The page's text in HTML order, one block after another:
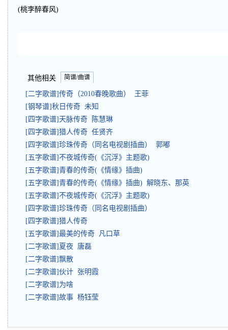
(桃李醉春风)
其他相关 简谱/曲谱
[二字歌谱]传奇（2010春晚歌曲） 王菲
[钢琴谱]秋日传奇 未知
[四字歌谱]天脉传奇 陈慧琳
[四字歌谱]猎人传奇 任贤齐
[四字歌谱]珍珠传奇（同名电视剧插曲） 郭嘟
[五字歌谱]不夜城传奇(《沉浮》主题歌)
[五字歌谱]青春的传奇(《情缘》插曲)
[五字歌谱]青春的传奇(《情缘》插曲) 解晓东、那英
[五字歌谱]不夜城传奇(《沉浮》主题歌)
[四字歌谱]珍珠传奇（同名电视剧插曲）
[四字歌谱]猎人传奇
[五字歌谱]最美的传奇 凡口草
[二字歌谱]夏夜 唐磊
[二字歌谱]飘散
[二字歌谱]伙计 张明霞
[二字歌谱]为啥
[二字歌谱]故事 杨钰莹